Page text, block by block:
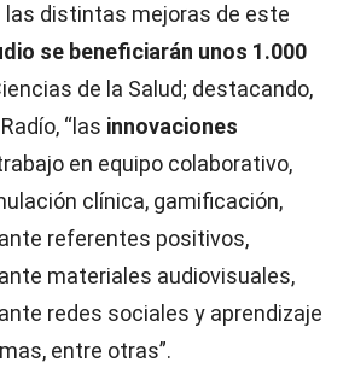
las distintas mejoras de este
se beneficiarán unos 1.000
de la Salud; destacando,
“las innovaciones
en equipo colaborativo,
clínica, gamificación,
referentes positivos,
materiales audiovisuales,
redes sociales y aprendizaje
entre otras”.